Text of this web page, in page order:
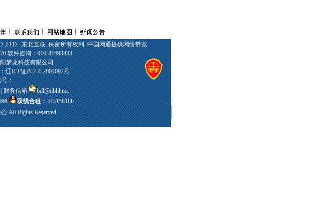
东北互联 保留所有权利. 中国网通提供网络带宽
软件咨询：010-81693433
梦龙科技有限公司
辽ICP证B-2-4-2004092号
号：
| 财务信箱
bill@dbhl.net
双线合租：373158188
All Rights Reserved